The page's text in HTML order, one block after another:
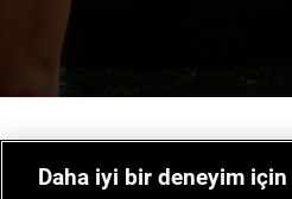
Daha iyi bir deneyim